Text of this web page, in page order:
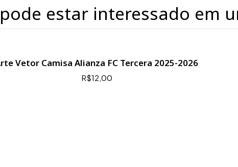
estar interessado em
Vetor Camisa Alianza FC Tercera 2025-2026
R$12,00